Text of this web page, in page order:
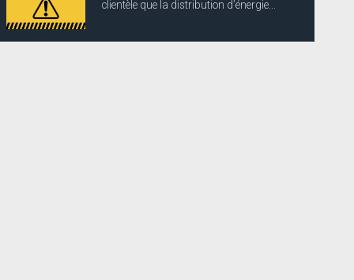
clientèle que la distribution d’énergie...